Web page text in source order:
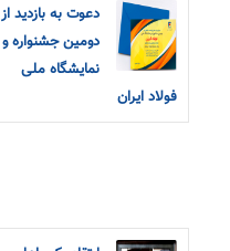
دعوت به بازدید از
دومین جشنواره و
نمایشگاه ملی
فولاد ایران